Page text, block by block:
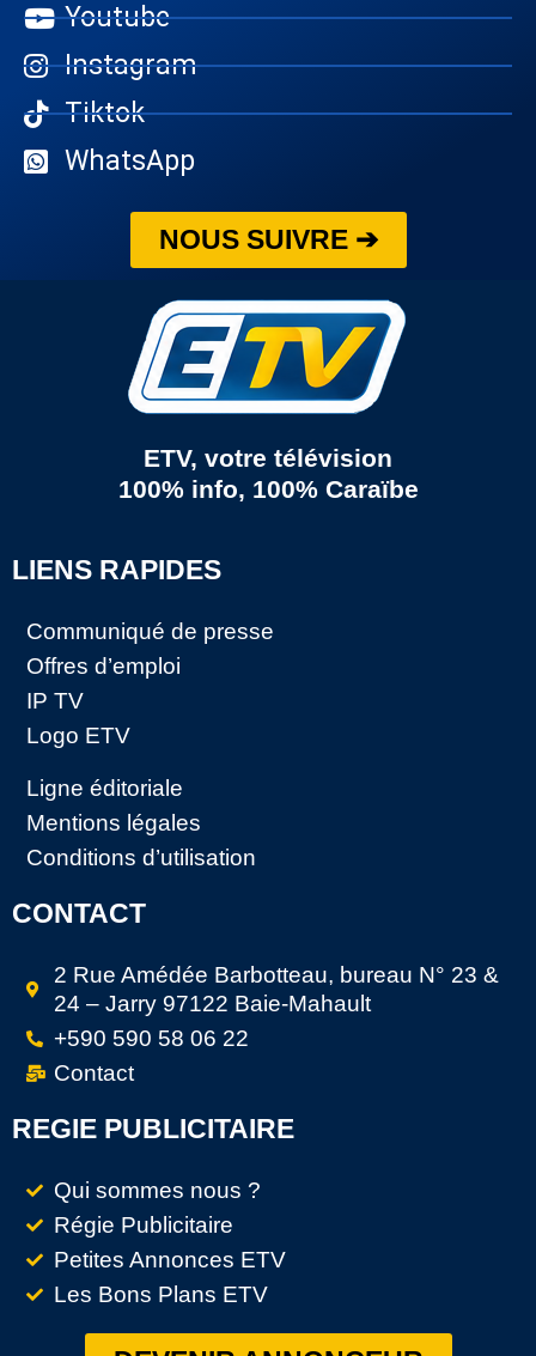
Youtube
Instagram
Tiktok
WhatsApp
NOUS SUIVRE ➔
ETV, votre télévision
100% info, 100% Caraïbe
LIENS RAPIDES
Communiqué de presse
Offres d’emploi
IP TV
Logo ETV
Ligne éditoriale
Mentions légales
Conditions d’utilisation
CONTACT
2 Rue Amédée Barbotteau, bureau N° 23 &
24 – Jarry 97122 Baie-Mahault
+590 590 58 06 22
Contact
REGIE PUBLICITAIRE
Qui sommes nous ?
Régie Publicitaire
Petites Annonces ETV
Les Bons Plans ETV